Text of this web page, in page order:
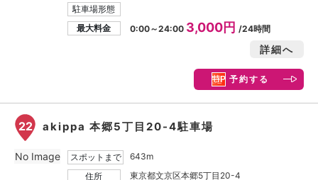
駐車場形態
最大料金
0:00～24:00 3,000円 /24時間
詳細へ
予約する
22 akippa 本郷5丁目20-4駐車場
スポットまで
643m
住所
東京都文京区本郷5丁目20-4
No Image